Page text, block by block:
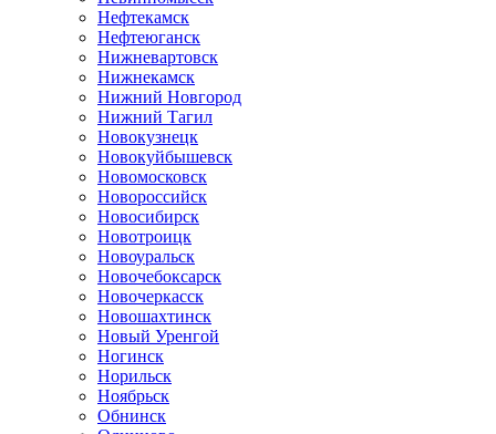
Нефтекамск
Нефтеюганск
Нижневартовск
Нижнекамск
Нижний Новгород
Нижний Тагил
Новокузнецк
Новокуйбышевск
Новомосковск
Новороссийск
Новосибирск
Новотроицк
Новоуральск
Новочебоксарск
Новочеркасск
Новошахтинск
Новый Уренгой
Ногинск
Норильск
Ноябрьск
Обнинск